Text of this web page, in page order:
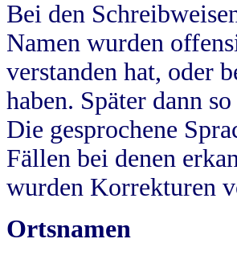
Bei den
Namen wurden
verstanden hat, oder
haben. Später dann
Die gesprochene
Fällen bei denen
wurden Korrekturen
Ortsnamen